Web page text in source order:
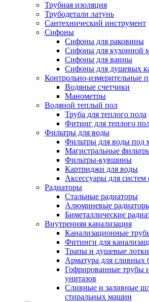
Трубная изоляция
Трубодетали латунь
Сантехнический инструмент
Сифоны
Сифоны для раковины
Сифоны для кухонной
Сифоны для ванны
Сифоны для душевых
Контрольно-измерительные
Водяные счетчики
Манометры
Водяной теплый пол
Труба для теплого пола
Фитинг для теплого
Фильтры для воды
Фильтры для воды под
Магистральные
Фильтры-кувшины
Картриджи для воды
Аксессуары для систем
Радиаторы
Стальные радиаторы
Алюминевые
Биметаллические
Внутренняя канализация
Канализационные
Фитинги для
Трапы и душевые лотки
Арматура для сливных
Гофрированные трубы
унитазов
Сливные и заливные
стиральных машин